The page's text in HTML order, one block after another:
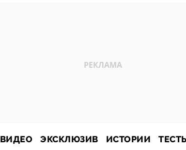
ВИДЕО ЭКСКЛЮЗИВ ИСТОРИИ